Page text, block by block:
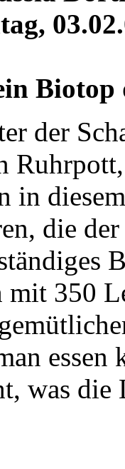
Biotop
der
in
die
350
was die